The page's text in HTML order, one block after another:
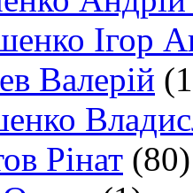
Ігор
Валерій
Рінат (80)